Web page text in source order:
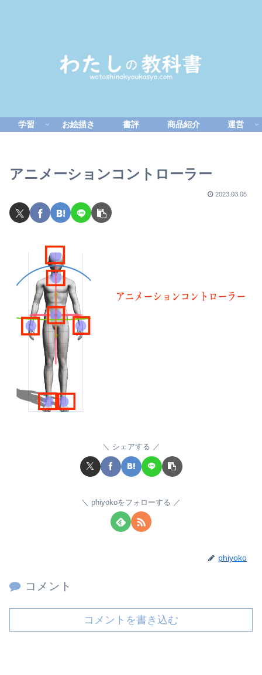
学習 お絵描き 書評 商品紹介 運営
アニメーションコントローラー
2023.03.05
シェアする
phiyokoをフォローする
phiyoko
コメント
コメントを書き込む